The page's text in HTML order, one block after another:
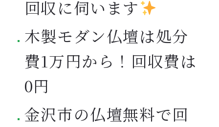
回収に伺います
木製モダン仏壇は処分
費1万円から！回収費は
0円
金沢市の仏壇無料で回